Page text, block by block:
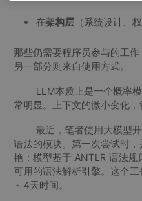
在架构层 （系统设计、
那些仍需要程序员参与的工
另一部分则来自使用方式。
LLM本质上是一个概率模
常明显。上下文的微小变化，
最近，笔者使用大模型开
语法的模块。第一次尝试时
艳：模型基于 ANTLR 语法
可用的语法解析引擎。这个
～4天时间。